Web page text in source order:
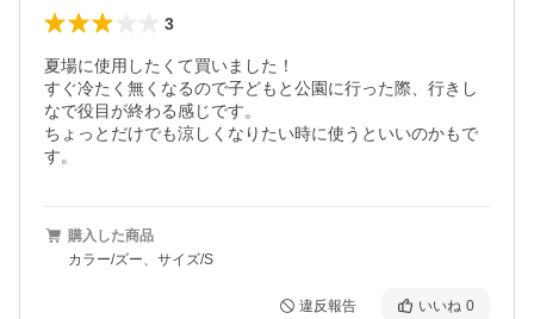
3
夏場に使用したくて買いました！
すぐ冷たく無くなるので子どもと公園に行った際、行きし
なで役目が終わる感じです。
ちょっとだけでも涼しくなりたい時に使うといいのかもで
す。
購入した商品
カラー/ズー、サイズ/S
違反報告 いいね 0